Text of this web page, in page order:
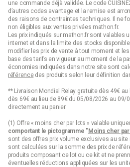
une commande déjà validée. Le code
d’autres codes avantage et la remise est
des raisons de contraintes techniques. Il ne
non éligibles aux ventes privées mathon.fr.
Les prix indiqués sur mathon.fr sont valables
internet et dans la limite des stocks
modifier les prix de vente à tout moment et
base des tarifs en vigueur au moment de la
économies indiquées dans notre site sont
référencedes produits selon leur définition
** Livraison Mondial Relay gratuite dès 49€
dès 69€ au lieu de 89€ du 05/08/2026 au 09/
directement au panier.
(1) Offre « moins cher par lots » valable
comportant le pictogramme "Moins cher
sont des offres prix volume exclusives au site
sont calculées sur la somme des prix de
produits composant ce lot ou ce kit et ne
éventuelles réductions appliquées sur les